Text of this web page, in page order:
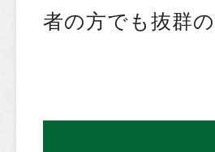
者の方でも抜群